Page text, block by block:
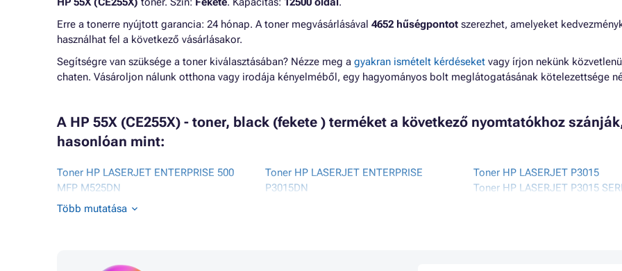
Erre a tonerre nyújtott garancia: 24 hónap. A toner megvásárlásával 4652 hűségpontot szerezhet, amelyeket
használhat fel a következő vásárlásakor.
Segítségre van szüksége a toner kiválasztásában? Nézze meg a gyakran ismételt kérdéseket vagy írjon nekünk
chaten. Vásároljon nálunk otthona vagy irodája kényelméből, egy hagyományos bolt meglátogatásának kötelezettsége
A HP 55X (CE255X) - toner, black (fekete ) terméket a következő nyomtatókhoz
hasonlóan mint:
Toner HP LASERJET ENTERPRISE 500
MFP M525DN
Toner HP LASERJET ENTERPRISE 500
Toner HP LASERJET ENTERPRISE P3000
Toner HP LASERJET ENTERPRISE
P3015DN
Toner HP LASERJET P3015
Toner HP LASERJET P3015
Több mutatása